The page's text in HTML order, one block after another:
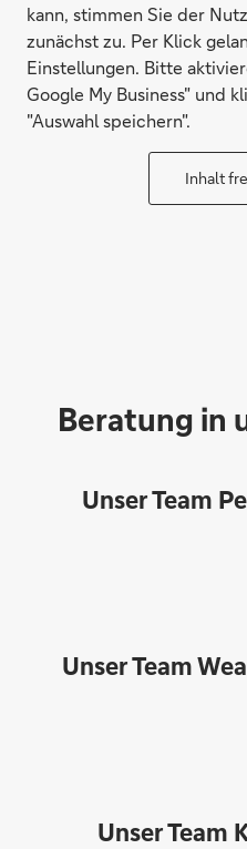
kann, stimmen Sie der
zunächst zu. Per Klick
Einstellungen. Bitte
Google My Business" und
"Auswahl speichern".
Inhalt
Beratung in
Unser Team
Unser Team
Unser Team